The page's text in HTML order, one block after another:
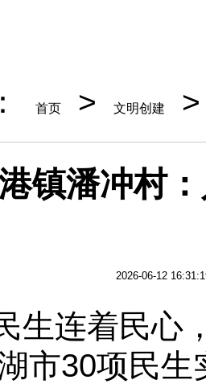
首页 > 文明创建
镇潘冲村
2026-06-12
民心，实
市30项民